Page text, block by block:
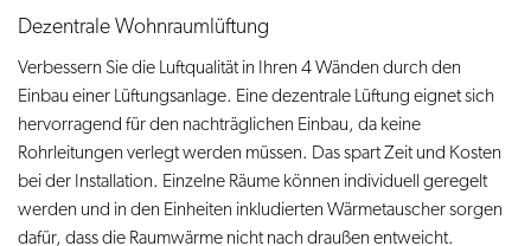
Dezentrale Wohnraumlüftung
Verbessern Sie die Luftqualität in Ihren 4 Wänden durch den
Einbau einer Lüftungsanlage. Eine dezentrale Lüftung eignet sich
hervorragend für den nachträglichen Einbau, da keine
Rohrleitungen verlegt werden müssen. Das spart Zeit und Kosten
bei der Installation. Einzelne Räume können individuell geregelt
werden und in den Einheiten inkludierten Wärmetauscher sorgen
dafür, dass die Raumwärme nicht nach draußen entweicht.